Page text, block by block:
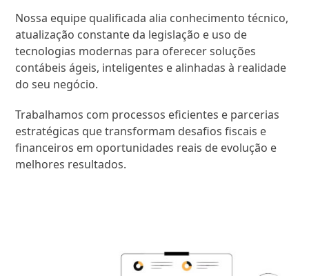
Nossa equipe qualificada alia conhecimento técnico,
atualização constante da legislação e uso de
tecnologias modernas para oferecer soluções
contábeis ágeis, inteligentes e alinhadas à realidade
do seu negócio.
Trabalhamos com processos eficientes e parcerias
estratégicas que transformam desafios fiscais e
financeiros em oportunidades reais de evolução e
melhores resultados.